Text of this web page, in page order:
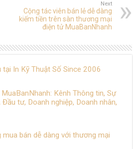
Next
Cộng tác viên bán lẻ dễ dàng
kiếm tiền trên sàn thương mại
điện tử MuaBanNhanh
tại In Kỹ Thuật Số Since 2006
Kênh Thông tin, Sự
tư, Doanh nghiệp, Doanh nhân,
bán dễ dàng với thương mại